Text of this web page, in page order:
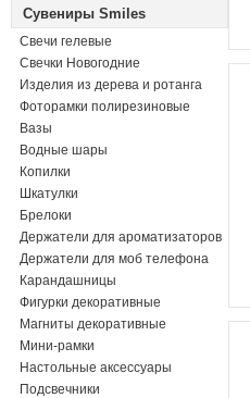
Сувениры Smiles
Свечи гелевые
Свечки Новогодние
Изделия из дерева и ротанга
Фоторамки полирезиновые
Вазы
Водные шары
Копилки
Шкатулки
Брелоки
Держатели для ароматизаторов
Держатели для моб телефона
Карандашницы
Фигурки декоративные
Магниты декоративные
Мини-рамки
Настольные аксессуары
Подсвечники